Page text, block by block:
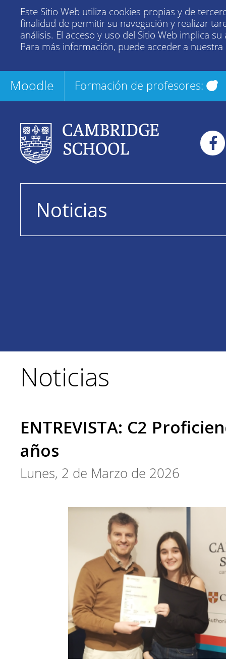
Este Sitio Web utiliza cookies propias y de
finalidad de permitir su navegación y realizar
análisis. El acceso y uso del Sitio Web implica su
Para más información, puede acceder a nuestra
Moodle Formación de profesores:
Noticias
Noticias
ENTREVISTA: C2
años
Lunes, 2 de Marzo de 2026